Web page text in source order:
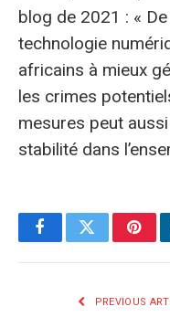
blog de 2021 : «
technologie
africains à mieux
les crimes
mesures peut
stabilité dans
FacebookTwitter
PREVIOUS